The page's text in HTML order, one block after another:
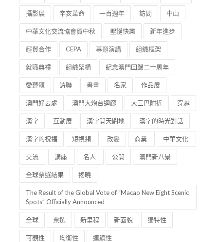
攝影展 辛亥革命 一百週年 訪問 中山
中華文化交流協會賀中秋 聖誕快樂 新年進步
經貿合作 CEPA 專題演講 組織框架
就職典禮 組織架構 紀念澳門回歸二十周年
愛蓮頌 詩聯 書畫 名家 作品展
澳門好去處 澳門大炮台迴廊 大三巴附近 穿越
漢字 互動展 漢字開天闢地 漢字的時光對話
漢字的祝福 短視頻 改變 商業 中華文化
交流 講座 名人 公開 澳門新八景
全球票選結果 揭曉
The Result of the Global Vote of “Macao New Eight Scenic
Spots” Officially Announced
全球 票選 新里程 新面貌 獨特性
可觀性 均衡性 連續性